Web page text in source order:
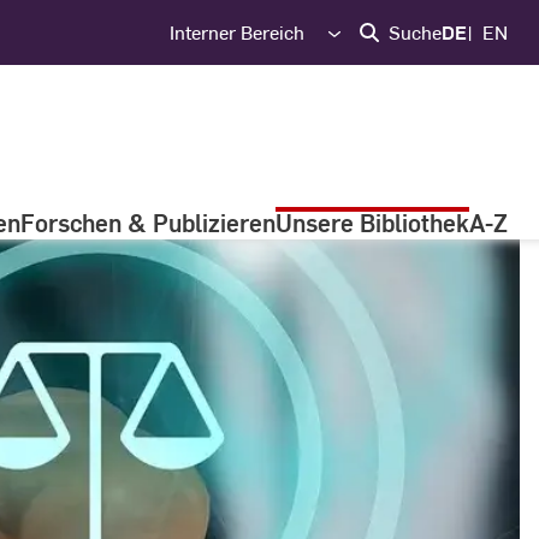
Interner Bereich SucheDE EN
Forschen & PublizierenUnsere BibliothekA-Z